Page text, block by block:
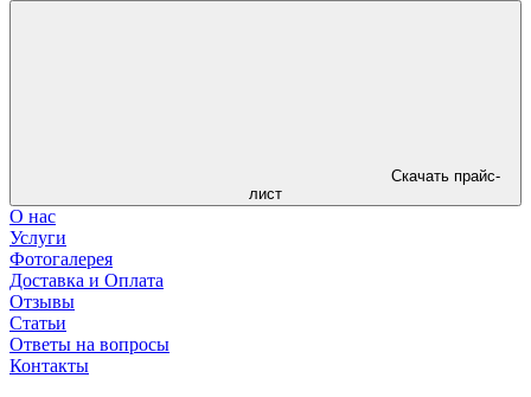
Скачать прайс-
лист
О нас
Услуги
Фотогалерея
Доставка и Оплата
Отзывы
Статьи
Ответы на вопросы
Контакты